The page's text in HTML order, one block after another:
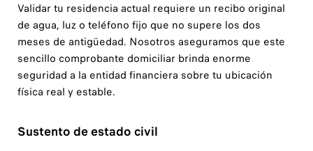
Validar tu residencia actual requiere un recibo original
de agua, luz o teléfono fijo que no supere los dos
meses de antigüedad. Nosotros aseguramos que este
sencillo comprobante domiciliar brinda enorme
seguridad a la entidad financiera sobre tu ubicación
física real y estable.
Sustento de estado civil